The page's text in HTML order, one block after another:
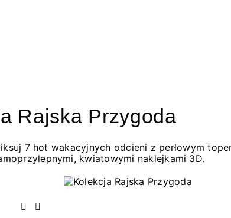
Rajska Przygoda
7 hot wakacyjnych odcieni z perłowym
kwiatowymi naklejkami 3D.
Poprzedni
Następny